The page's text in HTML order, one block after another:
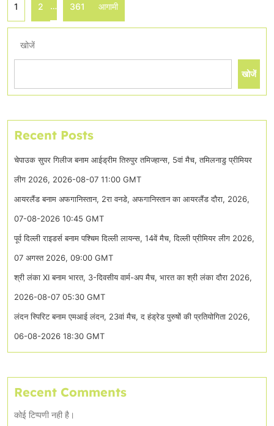
1 2 … 361 आगामी
खोजें
खोजें
Recent Posts
चेपाउक सुपर गिलीज बनाम आईड्रीम तिरुपुर तमिज्हान्स, 5वां मैच, तमिलनाडु प्रीमियर
लीग 2026, 2026-08-07 11:00 GMT
आयरलैंड बनाम अफगानिस्तान, 2रा वनडे, अफगानिस्तान का आयरलैंड दौरा, 2026,
07-08-2026 10:45 GMT
पूर्व दिल्ली राइडर्स बनाम पश्चिम दिल्ली लायन्स, 14वें मैच, दिल्ली प्रीमियर लीग 2026,
07 अगस्त 2026, 09:00 GMT
श्री लंका XI बनाम भारत, 3-दिवसीय वार्म-अप मैच, भारत का श्री लंका दौरा 2026,
2026-08-07 05:30 GMT
लंदन स्पिरिट बनाम एमआई लंदन, 23वां मैच, द हंड्रेड पुरुषों की प्रतियोगिता 2026,
06-08-2026 18:30 GMT
Recent Comments
कोई टिप्पणी नही है।